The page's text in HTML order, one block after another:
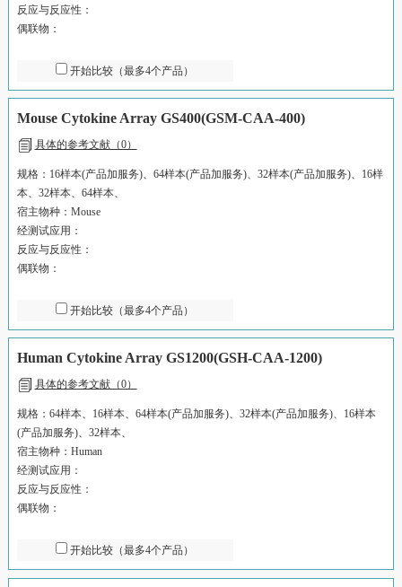
反应与反应性：
偶联物：
开始比较（最多4个产品）
Mouse Cytokine Array GS400(GSM-CAA-400)
具体的参考文献（0）
规格：16样本(产品加服务)、64样本(产品加服务)、32样本(产品加服务)、16样
本、32样本、64样本、
宿主物种：Mouse
经测试应用：
反应与反应性：
偶联物：
开始比较（最多4个产品）
Human Cytokine Array GS1200(GSH-CAA-1200)
具体的参考文献（0）
规格：64样本、16样本、64样本(产品加服务)、32样本(产品加服务)、16样本
(产品加服务)、32样本、
宿主物种：Human
经测试应用：
反应与反应性：
偶联物：
开始比较（最多4个产品）